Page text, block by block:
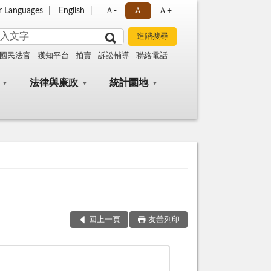
Languages English Ａ- Ａ Ａ+
國民法官 獲知平台 拍賣 訴訟輔導 聯絡電話
法律與廉政 統計園地
回上一頁 友善列印